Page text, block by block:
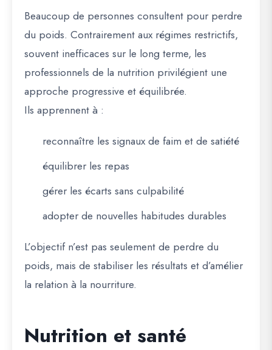
Beaucoup de personnes consultent pour perdre
du poids. Contrairement aux régimes restrictifs,
souvent inefficaces sur le long terme, les
professionnels de la nutrition privilégient une
approche progressive et équilibrée.
Ils apprennent à :
reconnaître les signaux de faim et de satiété
équilibrer les repas
gérer les écarts sans culpabilité
adopter de nouvelles habitudes durables
L’objectif n’est pas seulement de perdre du
poids, mais de stabiliser les résultats et d’amélier
la relation à la nourriture.
Nutrition et santé